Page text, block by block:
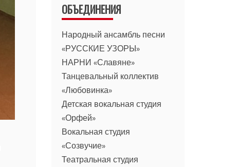
ОБЪЕДИНЕНИЯ
Народный ансамбль песни
«РУССКИЕ УЗОРЫ»
НАРНИ «Славяне»
Танцевальный коллектив
«Любовинка»
Детская вокальная студия
«Орфей»
Вокальная студия
«Созвучие»
Театральная студия